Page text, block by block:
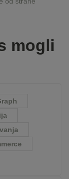
mogli